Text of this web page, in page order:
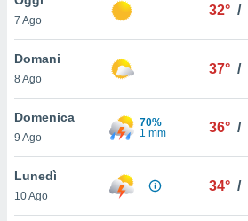
è
al sito
di
ci
di
il
7 Ago
32° /
Domani
8 Ago
37° /
Domenica
9 Ago
70%
1 mm
36° /
Lunedì
10 Ago
34° /